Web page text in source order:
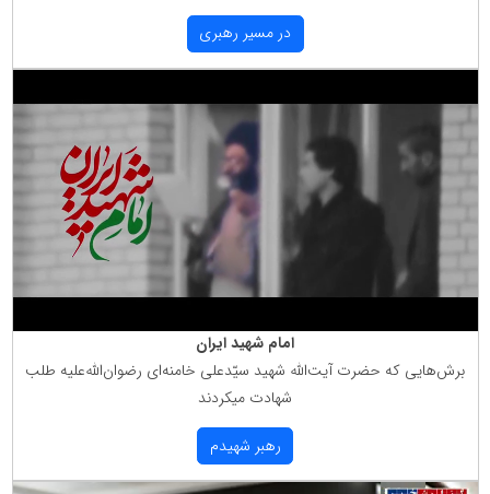
در مسیر رهبری
امام شهید ایران
برش‌هایی كه حضرت آیت‌الله شهید سیّدعلی خامنه‌ای رضوان‌الله‌علیه طلب
شهادت میكردند
رهبر شهیدم